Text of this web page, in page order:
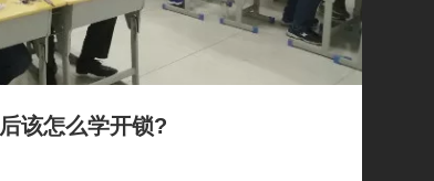
该怎么学开锁?